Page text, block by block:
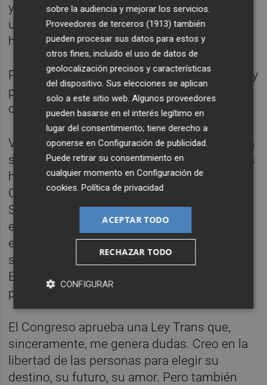
y nosotros crisis jamás pensadas y hasta
una pandemia mundial. Pero la vida nos va
haciendo callo.
Por eso les pido que confíen en el futuro. Soy
plenamente consciente de que son días en
que pedir fe en el futuro es muy complicado.
Vemos cómo algunas de nuestras creencias
se desploman fruto de la avaricia en quienes
hemos encargado que velen por nosotros.
Cómo el presidente del Gobierno, Pedro
Sánchez, abandona a su suerte a los
españoles solo pensando en la suya. Rebaja
el delito de malversación y elimina el de
sedición, no porque sea lo mejor para
España, sino porque cree que es lo mejor
para él.
El Congreso aprueba una Ley Trans que,
sinceramente, me genera dudas. Creo en la
libertad de las personas para elegir su
destino, su futuro, su amor. Pero también
sobre la audiencia y mejorar los servicios.
Proveedores de terceros (1913) también
pueden procesar sus datos para estos y
otros fines, incluido el uso de datos de
geolocalización precisos y características
del dispositivo. Sus elecciones se aplican
solo a este sitio web. Algunos proveedores
pueden basarse en el interés legítimo en
lugar del consentimiento; tiene derecho a
oponerse enConfiguración de publicidad
Puede retirar su consentimiento en
cualquier momento enConfiguración de
cookies .Política de privacidad
ACEPTAR TODO
RECHAZAR TODO
CONFIGURAR